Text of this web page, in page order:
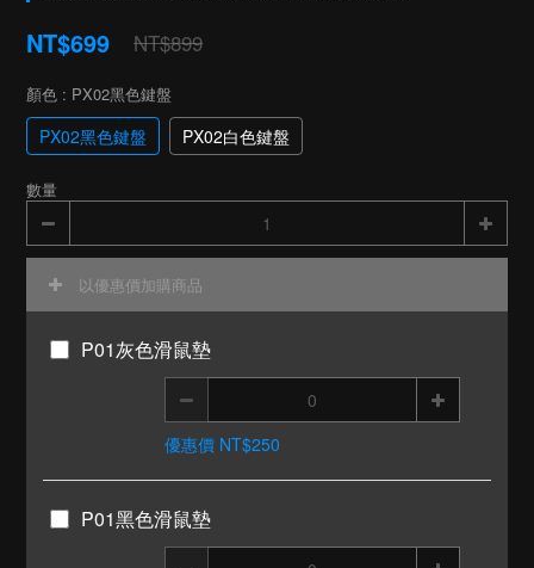
NT$699 NT$899
顏色 : PX02黑色鍵盤
PX02黑色鍵盤 PX02白色鍵盤
數量
以優惠價加購商品
P01灰色滑鼠墊
優惠價 NT$250
P01黑色滑鼠墊